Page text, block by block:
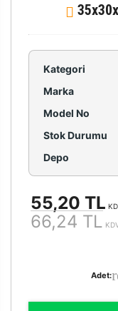
Kategori
Marka
Model No
Stok Durumu
Depo
55,20 TL
66,24 TL
Adet: